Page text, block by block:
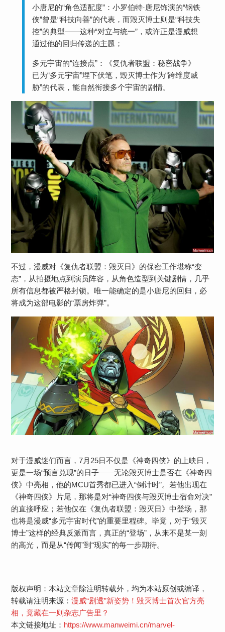
​​小唐尼的“角色适配度”​​：小罗伯特·唐尼饰演的“钢铁
侠”曾是“科技向善”的代表，而毁灭博士则是“科技失
控”的典型——这种“对立与统一”，或许正是漫威想
通过他的回归传递的主题；
​​多元宇宙的“连接点”​​：《复仇者联盟：秘密战争》
已为“多元宇宙”埋下伏笔，毁灭博士作为“跨维度威
胁”的代表，能自然衔接多个宇宙的剧情。
不过，漫威对《复仇者联盟：毁灭日》的保密工作堪称“变
态”，从拍摄地点到演员阵容，从角色造型到关键剧情，几乎
所有信息都被严格封锁。唯一能确定的是小唐尼的回归，必
将成为这部电影的“票房炸弹”​​。
对于漫威迷们而言，7月25日不仅是《神奇四侠》的上映日，
更是一场“预言兑现”的日子——无论毁灭博士是否在《神奇四
侠》中亮相，他的MCU首秀都已进入“倒计时”。若他出现在
《神奇四侠》片尾，那将是对“神奇四侠与毁灭博士宿命对决”
的直接呼应；若他仅在《复仇者联盟：毁灭日》中登场，那
也将是漫威“多元宇宙时代”的重要里程碑。毕竟，对于“毁灭
博士”这样的经典反派而言，真正的“登场”，从来不是某一刻
的高光，而是从“传闻”到“现实”的每一步期待。
版权声明：本站文章除注明转载外，均为本站原创或编译，
转载请注明来源： 漫威“剧透”新姿势！毁灭博士首次官方亮
相，竟藏在一则杂志广告里？​​
本文链接地址： https://www.manweimi.cn/marvel-